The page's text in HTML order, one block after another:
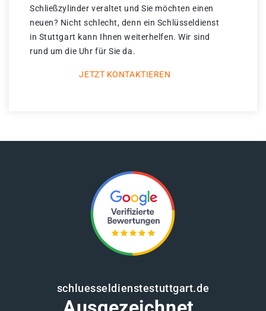
Schließzylinder veraltet und Sie möchten einen
neuen? Nicht schlecht, denn ein Schlüsseldienst
in Stuttgart kann Ihnen weiterhelfen. Wir sind
rund um die Uhr für Sie da.
JETZT KONTAKTIEREN
schluesseldienstestuttgart.de